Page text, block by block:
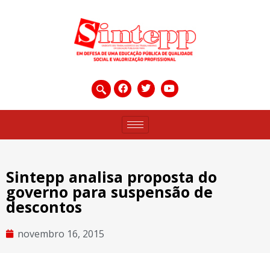
Sintepp analisa proposta do
governo para suspensão de
descontos
novembro 16, 2015